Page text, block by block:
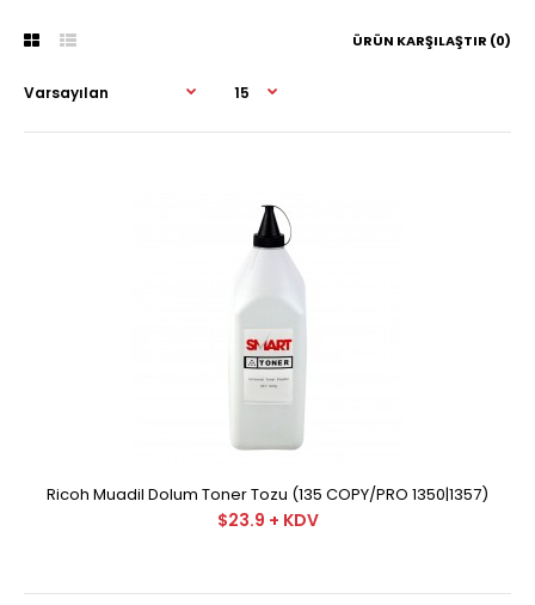
ÜRÜN KARŞILAŞTIR (0)
Ricoh Muadil Dolum Toner Tozu (135 COPY/PRO
$23.9 + KDV
Ricoh Muadil Dolum Toner Tozu (135 COPY/PRO 1350|1357)
$23.9 + KDV